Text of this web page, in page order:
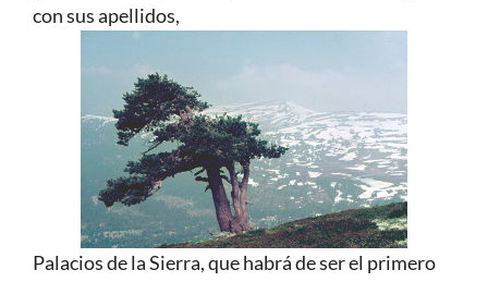
con sus apellidos,
Palacios de la Sierra, que habrá de ser el primero